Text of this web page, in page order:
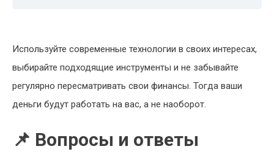
Используйте современные технологии в своих интересах,
выбирайте подходящие инструменты и не забывайте
регулярно пересматривать свои финансы. Тогда ваши
деньги будут работать на вас, а не наоборот.
📌 Вопросы и ответы